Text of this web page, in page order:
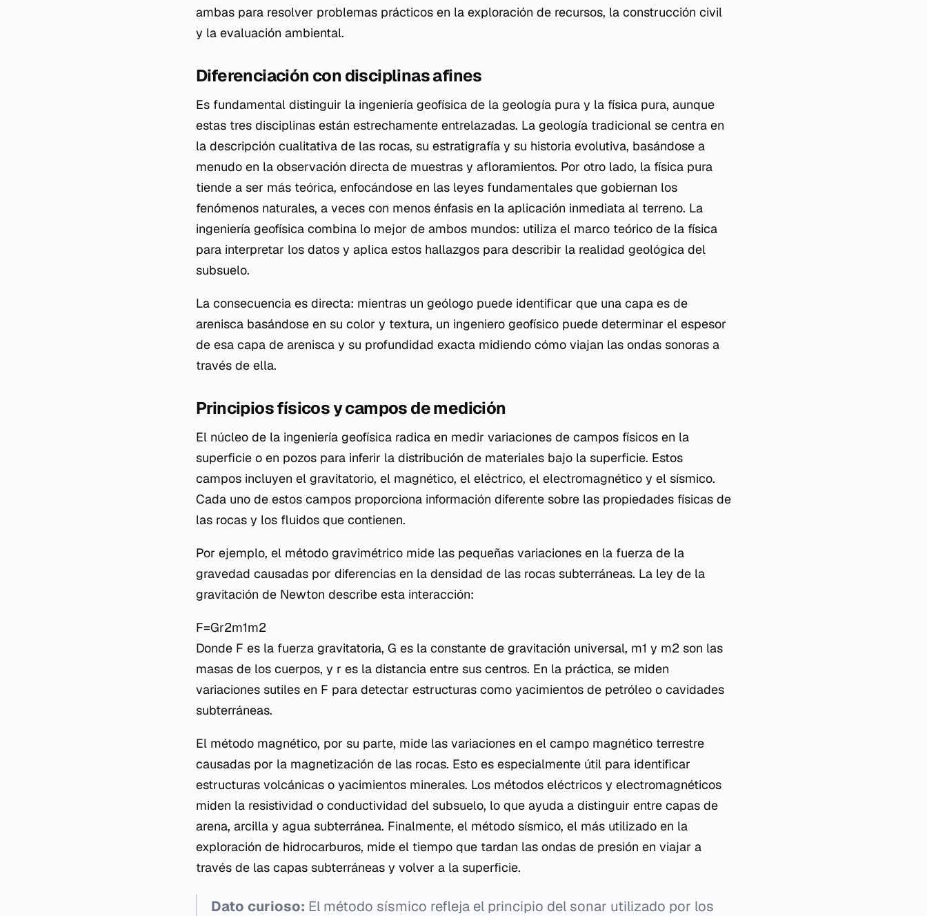
ambas para resolver problemas prácticos en la exploración de recursos, la construcción civil
y la evaluación ambiental.
Diferenciación con disciplinas afines
Es fundamental distinguir la ingeniería geofísica de la geología pura y la física pura, aunque
estas tres disciplinas están estrechamente entrelazadas. La geología tradicional se centra en
la descripción cualitativa de las rocas, su estratigrafía y su historia evolutiva, basándose a
menudo en la observación directa de muestras y afloramientos. Por otro lado, la física pura
tiende a ser más teórica, enfocándose en las leyes fundamentales que gobiernan los
fenómenos naturales, a veces con menos énfasis en la aplicación inmediata al terreno. La
ingeniería geofísica combina lo mejor de ambos mundos: utiliza el marco teórico de la física
para interpretar los datos y aplica estos hallazgos para describir la realidad geológica del
subsuelo.
La consecuencia es directa: mientras un geólogo puede identificar que una capa es de
arenisca basándose en su color y textura, un ingeniero geofísico puede determinar el espesor
de esa capa de arenisca y su profundidad exacta midiendo cómo viajan las ondas sonoras a
través de ella.
Principios físicos y campos de medición
El núcleo de la ingeniería geofísica radica en medir variaciones de campos físicos en la
superficie o en pozos para inferir la distribución de materiales bajo la superficie. Estos
campos incluyen el gravitatorio, el magnético, el eléctrico, el electromagnético y el sísmico.
Cada uno de estos campos proporciona información diferente sobre las propiedades físicas de
las rocas y los fluidos que contienen.
Por ejemplo, el método gravimétrico mide las pequeñas variaciones en la fuerza de la
gravedad causadas por diferencias en la densidad de las rocas subterráneas. La ley de la
gravitación de Newton describe esta interacción:
F=Gr2m1​m2​​
Donde F es la fuerza gravitatoria, G es la constante de gravitación universal, m1​ y m2​ son las
masas de los cuerpos, y r es la distancia entre sus centros. En la práctica, se miden
variaciones sutiles en F para detectar estructuras como yacimientos de petróleo o cavidades
subterráneas.
El método magnético, por su parte, mide las variaciones en el campo magnético terrestre
causadas por la magnetización de las rocas. Esto es especialmente útil para identificar
estructuras volcánicas o yacimientos minerales. Los métodos eléctricos y electromagnéticos
miden la resistividad o conductividad del subsuelo, lo que ayuda a distinguir entre capas de
arena, arcilla y agua subterránea. Finalmente, el método sísmico, el más utilizado en la
exploración de hidrocarburos, mide el tiempo que tardan las ondas de presión en viajar a
través de las capas subterráneas y volver a la superficie.
Dato curioso: El método sísmico refleja el principio del sonar utilizado por los